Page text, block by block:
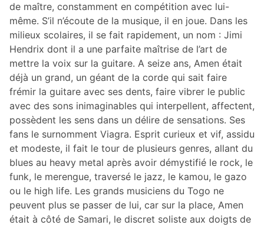
de maître, constamment en compétition avec lui-
même. S’il n’écoute de la musique, il en joue. Dans les
milieux scolaires, il se fait rapidement, un nom : Jimi
Hendrix dont il a une parfaite maîtrise de l’art de
mettre la voix sur la guitare. A seize ans, Amen était
déjà un grand, un géant de la corde qui sait faire
frémir la guitare avec ses dents, faire vibrer le public
avec des sons inimaginables qui interpellent, affectent,
possèdent les sens dans un délire de sensations. Ses
fans le surnomment Viagra. Esprit curieux et vif, assidu
et modeste, il fait le tour de plusieurs genres, allant du
blues au heavy metal après avoir démystifié le rock, le
funk, le merengue, traversé le jazz, le kamou, le gazo
ou le high life. Les grands musiciens du Togo ne
peuvent plus se passer de lui, car sur la place, Amen
était à côté de Samari, le discret soliste aux doigts de